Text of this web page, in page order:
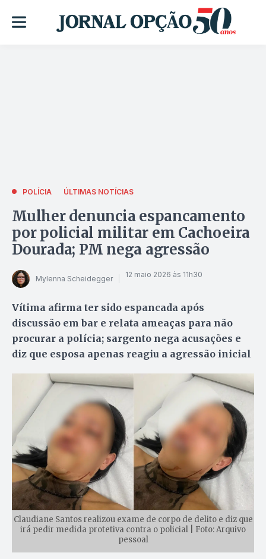
POLÍCIA ÚLTIMAS NOTÍCIAS
Mulher denuncia espancamento
por policial militar em Cachoeira
Dourada; PM nega agressão
Mylenna Scheidegger 12 maio 2026 às 11h30
Vítima afirma ter sido espancada após
discussão em bar e relata ameaças para não
procurar a polícia; sargento nega acusações e
diz que esposa apenas reagiu a agressão inicial
Claudiane Santos realizou exame de corpo de delito e diz que
irá pedir medida protetiva contra o policial | Foto: Arquivo
pessoal